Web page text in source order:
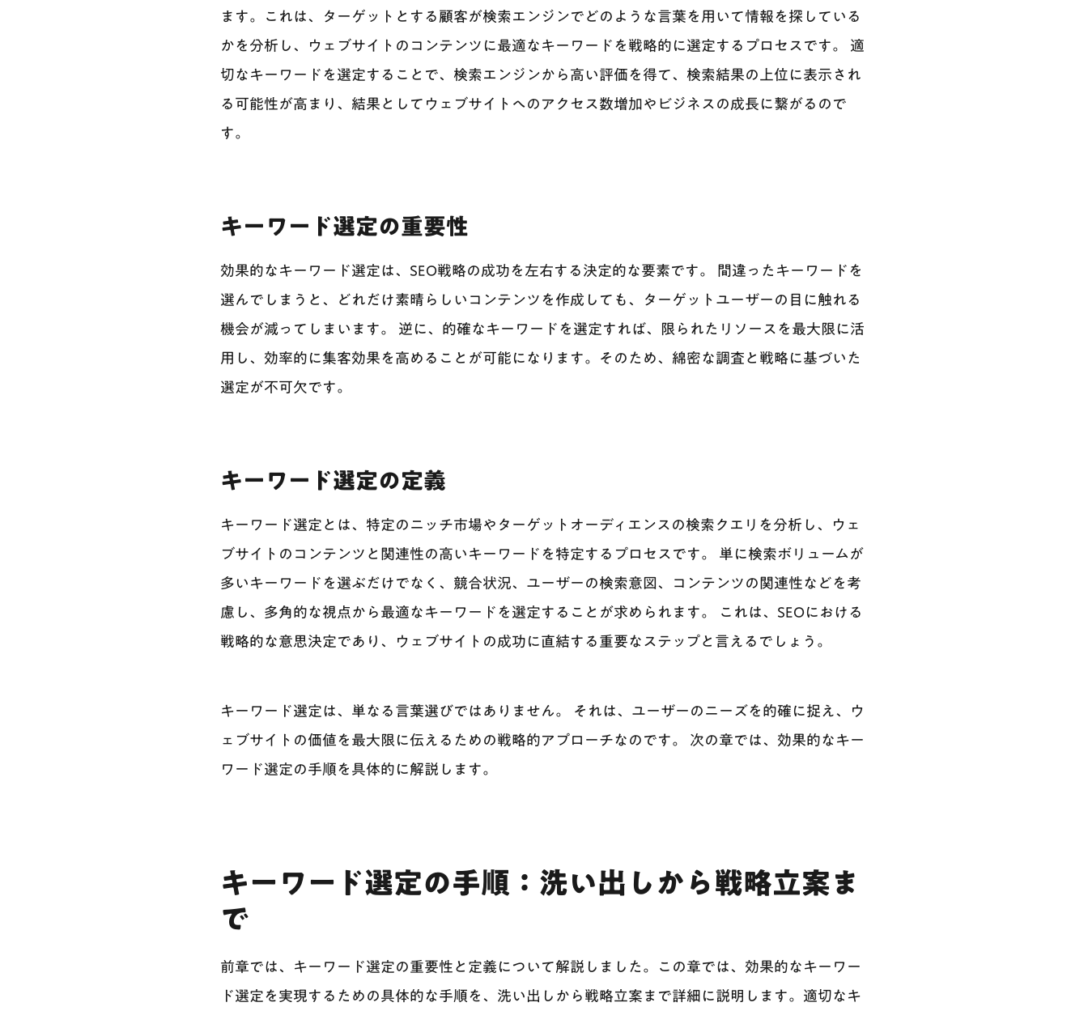
ます。これは、ターゲットとする顧客が検索エンジンでどのような言葉を用いて情報を探している
かを分析し、ウェブサイトのコンテンツに最適なキーワードを戦略的に選定するプロセスです。 適
切なキーワードを選定することで、検索エンジンから高い評価を得て、検索結果の上位に表示され
る可能性が高まり、結果としてウェブサイトへのアクセス数増加やビジネスの成長に繋がるので
す。
キーワード選定の重要性
効果的なキーワード選定は、SEO戦略の成功を左右する決定的な要素です。 間違ったキーワードを
選んでしまうと、どれだけ素晴らしいコンテンツを作成しても、ターゲットユーザーの目に触れる
機会が減ってしまいます。 逆に、的確なキーワードを選定すれば、限られたリソースを最大限に活
用し、効率的に集客効果を高めることが可能になります。そのため、綿密な調査と戦略に基づいた
選定が不可欠です。
キーワード選定の定義
キーワード選定とは、特定のニッチ市場やターゲットオーディエンスの検索クエリを分析し、ウェ
ブサイトのコンテンツと関連性の高いキーワードを特定するプロセスです。 単に検索ボリュームが
多いキーワードを選ぶだけでなく、競合状況、ユーザーの検索意図、コンテンツの関連性などを考
慮し、多角的な視点から最適なキーワードを選定することが求められます。 これは、SEOにおける
戦略的な意思決定であり、ウェブサイトの成功に直結する重要なステップと言えるでしょう。
キーワード選定は、単なる言葉選びではありません。 それは、ユーザーのニーズを的確に捉え、ウ
ェブサイトの価値を最大限に伝えるための戦略的アプローチなのです。 次の章では、効果的なキー
ワード選定の手順を具体的に解説します。
キーワード選定の手順：洗い出しから戦略立案ま
で
前章では、キーワード選定の重要性と定義について解説しました。この章では、効果的なキーワー
ド選定を実現するための具体的な手順を、洗い出しから戦略立案まで詳細に説明します。適切なキ